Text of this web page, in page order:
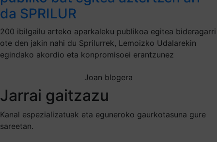
da SPRILUR
200 ibilgailu arteko aparkaleku publikoa egitea bideragarri
ote den jakin nahi du Sprilurrek, Lemoizko Udalarekin
egindako akordio eta konpromisoei erantzunez
Joan blogera
Jarrai gaitzazu
Kanal espezializatuak eta eguneroko gaurkotasuna gure
sareetan.